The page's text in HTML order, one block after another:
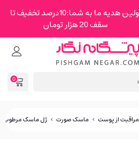
اولین هدیه ما به شما:10درصد تخفیف تا
سقف 20 هزار تومان
0
مراقبت از پوست > ماسک صورت > ژل ماسک مرطوب